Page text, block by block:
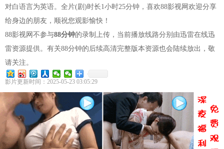
对白语言为英语。全片(剧)时长1小时25分钟，喜欢88影视网欢迎分享
给身边的朋友，顺祝您观影愉快！
88影视网不参与88分钟的录制上传，当前播放线路分别由迅雷在线迅
雷资源提供。有关88分钟的后续高清完整版本资源也会陆续放出，敬
请关注。
影片更新时间：2025-05-23 03:05:29